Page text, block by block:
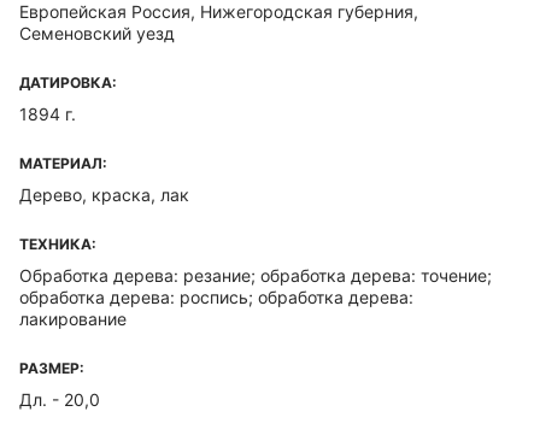
Европейская Россия, Нижегородская губерния,
Семеновский уезд
ДАТИРОВКА:
1894 г.
МАТЕРИАЛ:
Дерево, краска, лак
ТЕХНИКА:
Обработка дерева: резание; обработка дерева: точение;
обработка дерева: роспись; обработка дерева:
лакирование
РАЗМЕР:
Дл. - 20,0